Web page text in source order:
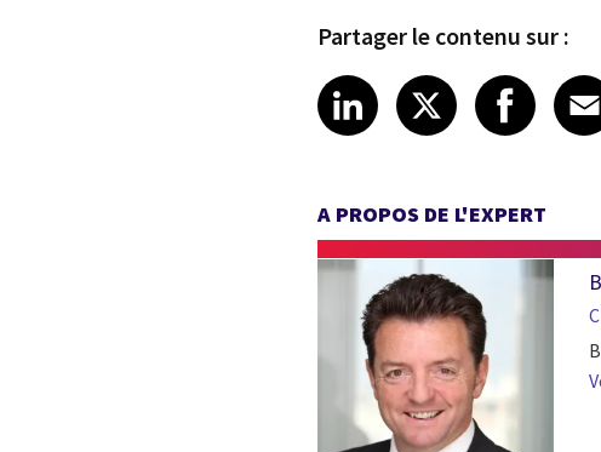
Partager le contenu sur :
Share article on
LinkedIn
Share
XShare
A PROPOS DE L'EXPERT